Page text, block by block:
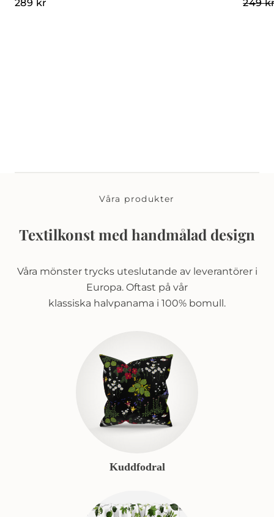
289 kr 249
Våra produkter
Textilkonst med handmålad design
Våra mönster trycks uteslutande av leverantörer i
Europa. Oftast på vår
klassiska halvpanama i 100% bomull.
Kuddfodral